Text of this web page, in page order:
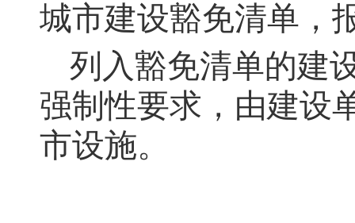
城市建设豁免清单，
列入豁免清单的建
强制性要求，由建设
市设施。